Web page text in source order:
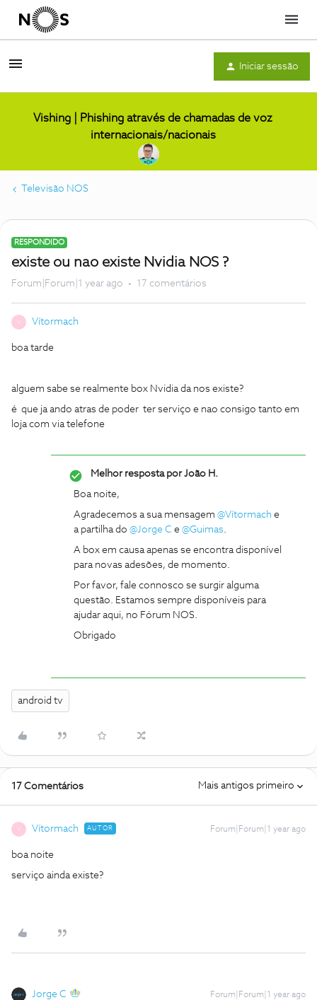
Menu
Iniciar sessão
Vishing | Phishing através de chamadas de voz
internacionais/nacionais
Televisão NOS
RESPONDIDO
existe ou nao existe Nvidia NOS ?
Forum|Forum|1 year ago 17 comentários
V Vítormach
boa tarde
alguem sabe se realmente box Nvidia da nos existe?
é que ja ando atras de poder ter serviço e nao consigo tanto em
loja com via telefone
Melhor resposta porJoão H.
Boa noite,
Agradecemos a sua mensagem @Vítormach e
a partilha do @Jorge C e @Guimas.
A box em causa apenas se encontra disponível
para novas adesões, de momento.
Por favor, fale connosco se surgir alguma
questão. Estamos sempre disponíveis para
ajudar aqui, no Fórum NOS.
Obrigado
android tv
17 Comentários Mais antigos primeiro
V Vítormach AUTOR Forum|Forum|1 year ago
boa noite
serviço ainda existe?
Jorge C Forum|Forum|1 year ago